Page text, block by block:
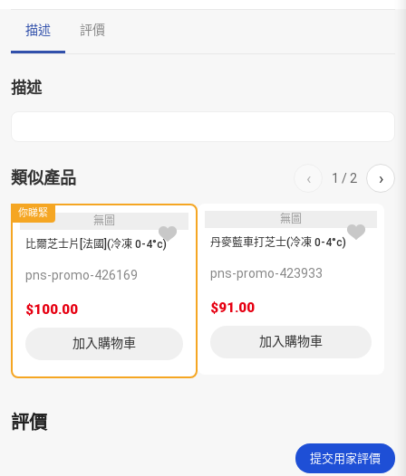
描述 評價
描述
類似產品 ‹ 1 / 2 ›
你睇緊
無圖
比爾芝士片[法國](冷凍 0-4°c)
pns-promo-426169
$100.00
加入購物車
無圖
丹麥藍車打芝士(冷凍 0-4°c)
pns-promo-423933
$91.00
加入購物車
評價
提交用家評價